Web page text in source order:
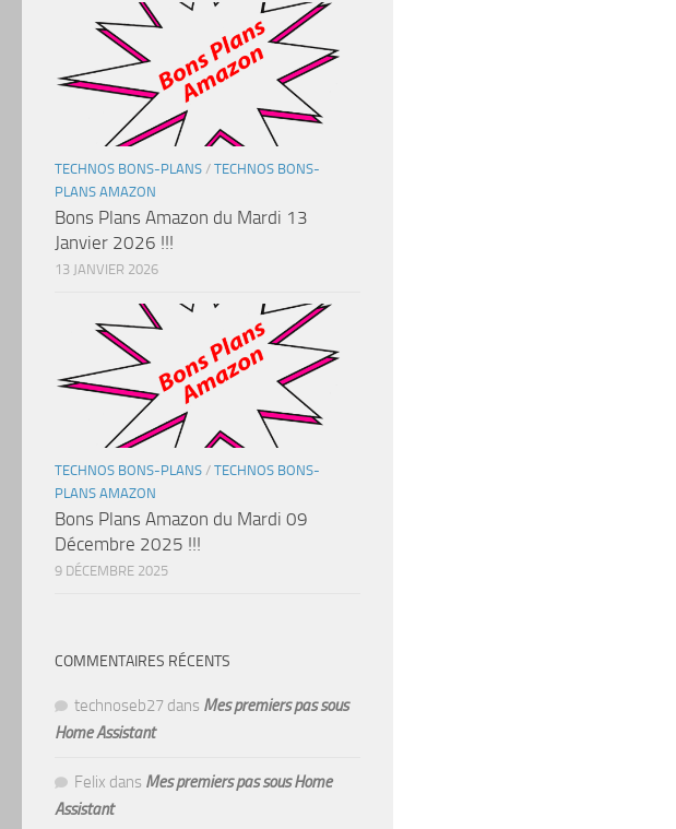
TECHNOS BONS-PLANS / TECHNOS BONS-
PLANS AMAZON
Bons Plans Amazon du Mardi 13
Janvier 2026 !!!
13 JANVIER 2026
TECHNOS BONS-PLANS / TECHNOS BONS-
PLANS AMAZON
Bons Plans Amazon du Mardi 09
Décembre 2025 !!!
9 DÉCEMBRE 2025
COMMENTAIRES RÉCENTS
technoseb27 dans Mes premiers pas sous
Home Assistant
Felix dans Mes premiers pas sous Home
Assistant